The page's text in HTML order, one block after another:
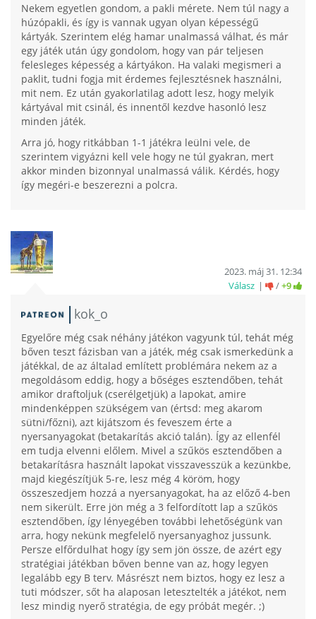
Nekem egyetlen gondom, a pakli mérete. Nem túl nagy a
húzópakli, és így is vannak ugyan olyan képességű
kártyák. Szerintem elég hamar unalmassá válhat, és már
egy játék után úgy gondolom, hogy van pár teljesen
felesleges képesség a kártyákon. Ha valaki megismeri a
paklit, tudni fogja mit érdemes fejlesztésnek használni,
mit nem. Ez után gyakorlatilag adott lesz, hogy melyik
kártyával mit csinál, és innentől kezdve hasonló lesz
minden játék.
Arra jó, hogy ritkábban 1-1 játékra leülni vele, de
szerintem vigyázni kell vele hogy ne túl gyakran, mert
akkor minden bizonnyal unalmassá válik. Kérdés, hogy
így megéri-e beszerezni a polcra.
kok_o
2023. máj 31. 12:34
Válasz
/+9
Egyelőre még csak néhány játékon vagyunk túl, tehát még
bőven teszt fázisban van a játék, még csak ismerkedünk a
játékkal, de az általad említett problémára nekem az a
megoldásom eddig, hogy a bőséges esztendőben, tehát
amikor draftoljuk (cserélgetjük) a lapokat, amire
mindenképpen szükségem van (értsd: meg akarom
sütni/főzni), azt kijátszom és feveszem érte a
nyersanyagokat (betakarítás akció talán). Így az ellenfél
em tudja elvenni előlem. Mivel a szűkös esztendőben a
betakarításra használt lapokat visszavesszük a kezünkbe,
majd kiegészítjük 5-re, lesz még 4 köröm, hogy
összeszedjem hozzá a nyersanyagokat, ha az előző 4-ben
nem sikerült. Erre jön még a 3 felfordított lap a szűkös
esztendőben, így lényegében további lehetőségünk van
arra, hogy nekünk megfelelő nyersanyaghoz jussunk.
Persze elfőrdulhat hogy így sem jön össze, de azért egy
stratégiai játékban bőven benne van az, hogy legyen
legalább egy B terv. Másrészt nem biztos, hogy ez lesz a
tuti módszer, sőt ha alaposan letesztelték a játékot, nem
lesz mindig nyerő stratégia, de egy próbát megér. ;)